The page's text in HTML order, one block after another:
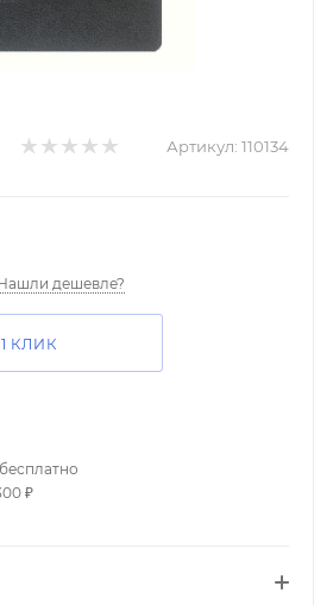
Артикул: 110134
дешевле?
КЛИК
₽